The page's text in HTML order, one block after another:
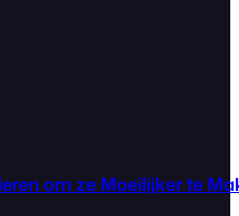
om ze Moeilijker te